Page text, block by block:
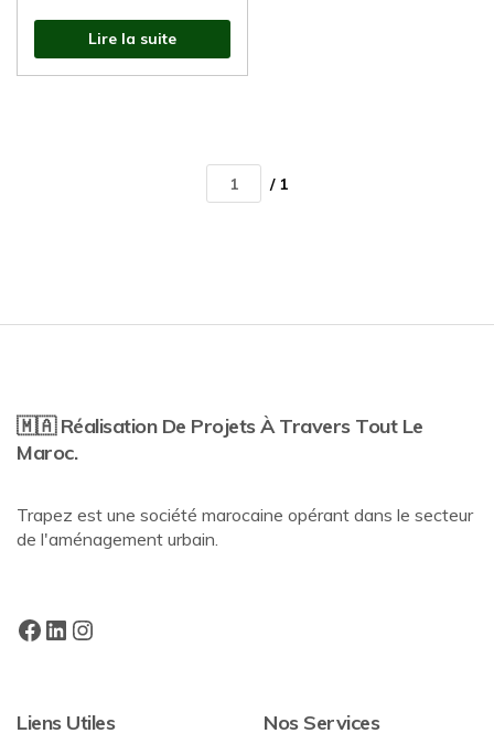
Fonte
de
Lire la suite
/ 1
🇲🇦 Réalisation De Projets À Travers Tout Le
Maroc.
Trapez est une société marocaine opérant dans le secteur
de l'aménagement urbain.
Liens Utiles Nos Services